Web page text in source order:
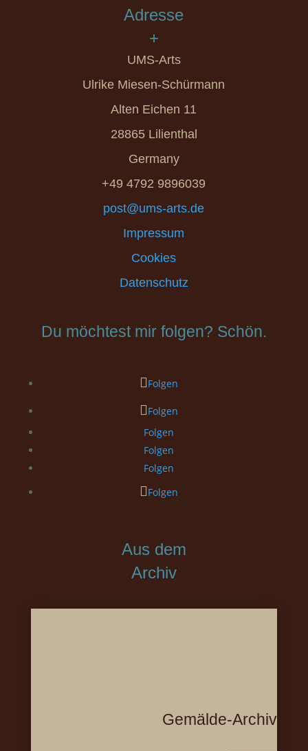
Adresse
+
UMS-Arts
Ulrike Miesen-Schürmann
Alten Eichen 11
28865 Lilienthal
Germany
+49 4792 9896039
post@ums-arts.de
Impressum
Cookies
Datenschutz
Du möchtest mir folgen? Schön.
Folgen
Folgen
Folgen
Folgen
Folgen
Folgen
Aus dem
Archiv
Gemälde-Archiv